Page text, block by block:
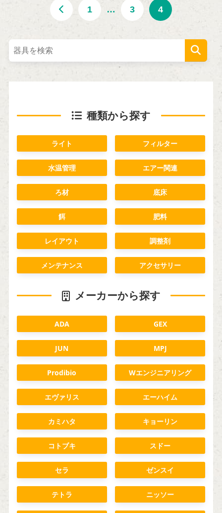
1 … 3 4
種類から探す
ライト フィルター
水温管理 エアー関連
ろ材 底床
餌 肥料
レイアウト 調整剤
メンテナンス アクセサリー
メーカーから探す
ADA GEX
JUN MPJ
Prodibio Wエンジニアリング
エヴァリス エーハイム
カミハタ キョーリン
コトブキ スドー
セラ ゼンスイ
テトラ ニッソー